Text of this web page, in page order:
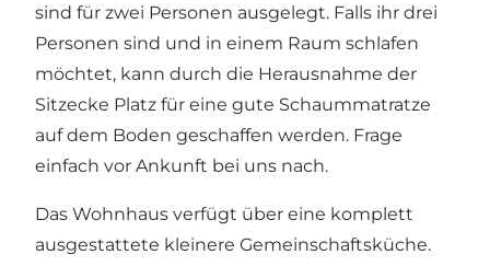
sind für zwei Personen ausgelegt. Falls ihr drei
Personen sind und in einem Raum schlafen
möchtet, kann durch die Herausnahme der
Sitzecke Platz für eine gute Schaummatratze
auf dem Boden geschaffen werden. Frage
einfach vor Ankunft bei uns nach.
Das Wohnhaus verfügt über eine komplett
ausgestattete kleinere Gemeinschaftsküche.